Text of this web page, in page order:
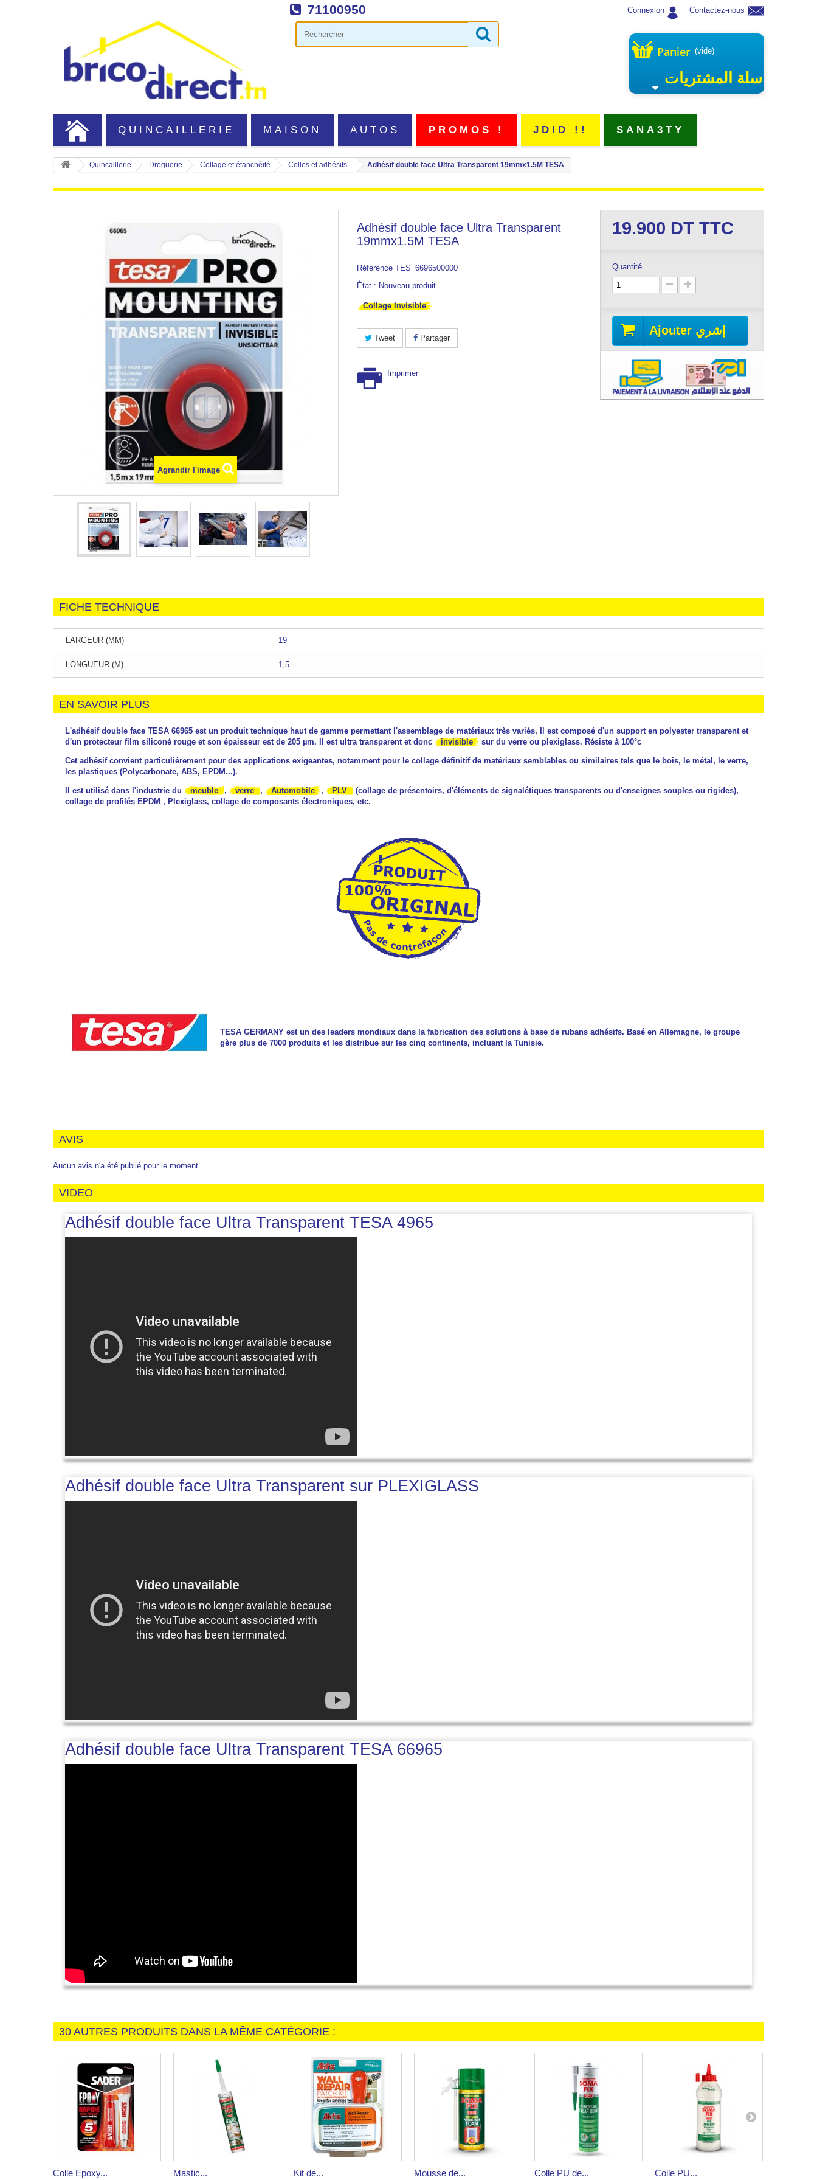
Contactez-nous
71100950 Connexion
Panier (vide)
سلة المشتريات
QUINCAILLERIE MAISON AUTOS PROMOS ! JDID !! SANA3TY
Quincaillerie Droguerie Collage et étanchéité Colles et adhésifs Adhésif double face Ultra Transparent 19mmx1.5M TESA
Agrandir l'image
Adhésif double face Ultra Transparent
19mmx1.5M TESA
Référence TES_6696500000
État : Nouveau produit
Collage Invisible
Tweet Partager
Imprimer
19.900 DT TTC
Quantité
Ajouter إشري
FICHE TECHNIQUE
LARGEUR (MM) 19
LONGUEUR (M) 1,5
EN SAVOIR PLUS
L'adhésif double face TESA 66965 est un produit technique haut de gamme permettant l'assemblage de matériaux très variés, Il est composé d'un support en polyester transparent et
d'un protecteur film siliconé rouge et son épaisseur est de 205 µm. Il est ultra transparent et donc
invisible sur du verre ou plexiglass. Résiste à 100°c
Cet adhésif convient particulièrement pour des applications exigeantes, notamment pour le collage définitif de matériaux semblables ou similaires tels que le bois, le métal, le verre,
les plastiques (Polycarbonate, ABS, EPDM...).
Il est utilisé dans l'industrie du meuble , verre , Automobile , PLV
(collage de présentoirs, d'éléments de signalétiques transparents ou d'enseignes souples ou rigides),
collage de profilés EPDM , Plexiglass, collage de composants électroniques, etc.
TESA GERMANY est un des leaders mondiaux dans la fabrication des solutions à base de rubans adhésifs. Basé en Allemagne, le groupe
gère plus de 7000 produits et les distribue sur les cinq continents, incluant la Tunisie.
AVIS
Aucun avis n'a été publié pour le moment.
VIDEO
Adhésif double face Ultra Transparent TESA 4965
Adhésif double face Ultra Transparent sur PLEXIGLASS
Adhésif double face Ultra Transparent TESA 66965
30 AUTRES PRODUITS DANS LA MÊME CATÉGORIE :
Colle Epoxy... Mastic... Kit de... Mousse de... Colle PU de... Colle PU...